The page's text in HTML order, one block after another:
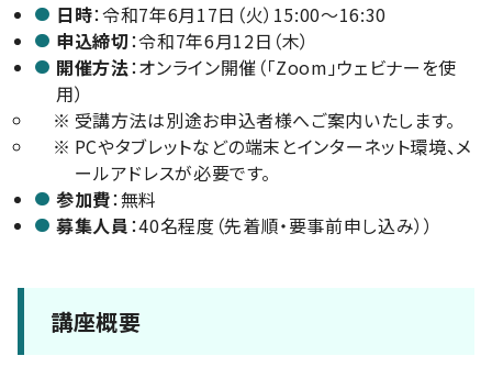
日時：令和7年6月17日（火）15:00～16:30
申込締切：令和7年6月12日（木）
開催方法：オンライン開催（「Zoom」ウェビナーを使
用）
※ 受講方法は別途お申込者様へご案内いたします。
※ PCやタブレットなどの端末とインターネット環境、メ
ールアドレスが必要です。
参加費：無料
募集人員：40名程度（先着順・要事前申し込み））
講座概要